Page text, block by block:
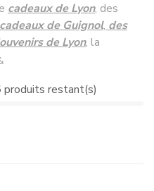
cadeaux de Lyon, des
de Guignol, des
de Lyon, la
produits restant(s)